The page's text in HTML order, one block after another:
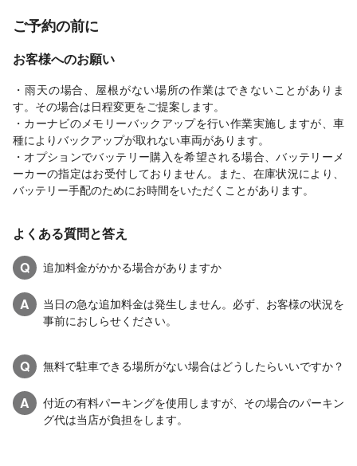
ご予約の前に
お客様へのお願い
・雨天の場合、屋根がない場所の作業はできないことがありま
す。その場合は日程変更をご提案します。
・カーナビのメモリーバックアップを行い作業実施しますが、車
種によりバックアップが取れない車両があります。
・オプションでバッテリー購入を希望される場合、バッテリーメ
ーカーの指定はお受付しておりません。また、在庫状況により、
バッテリー手配のためにお時間をいただくことがあります。
よくある質問と答え
Q
追加料金がかかる場合がありますか
A
当日の急な追加料金は発生しません。必ず、お客様の状況を
事前におしらせください。
Q 無料で駐車できる場所がない場合はどうしたらいいですか？
A
付近の有料パーキングを使用しますが、その場合のパーキン
グ代は当店が負担をします。